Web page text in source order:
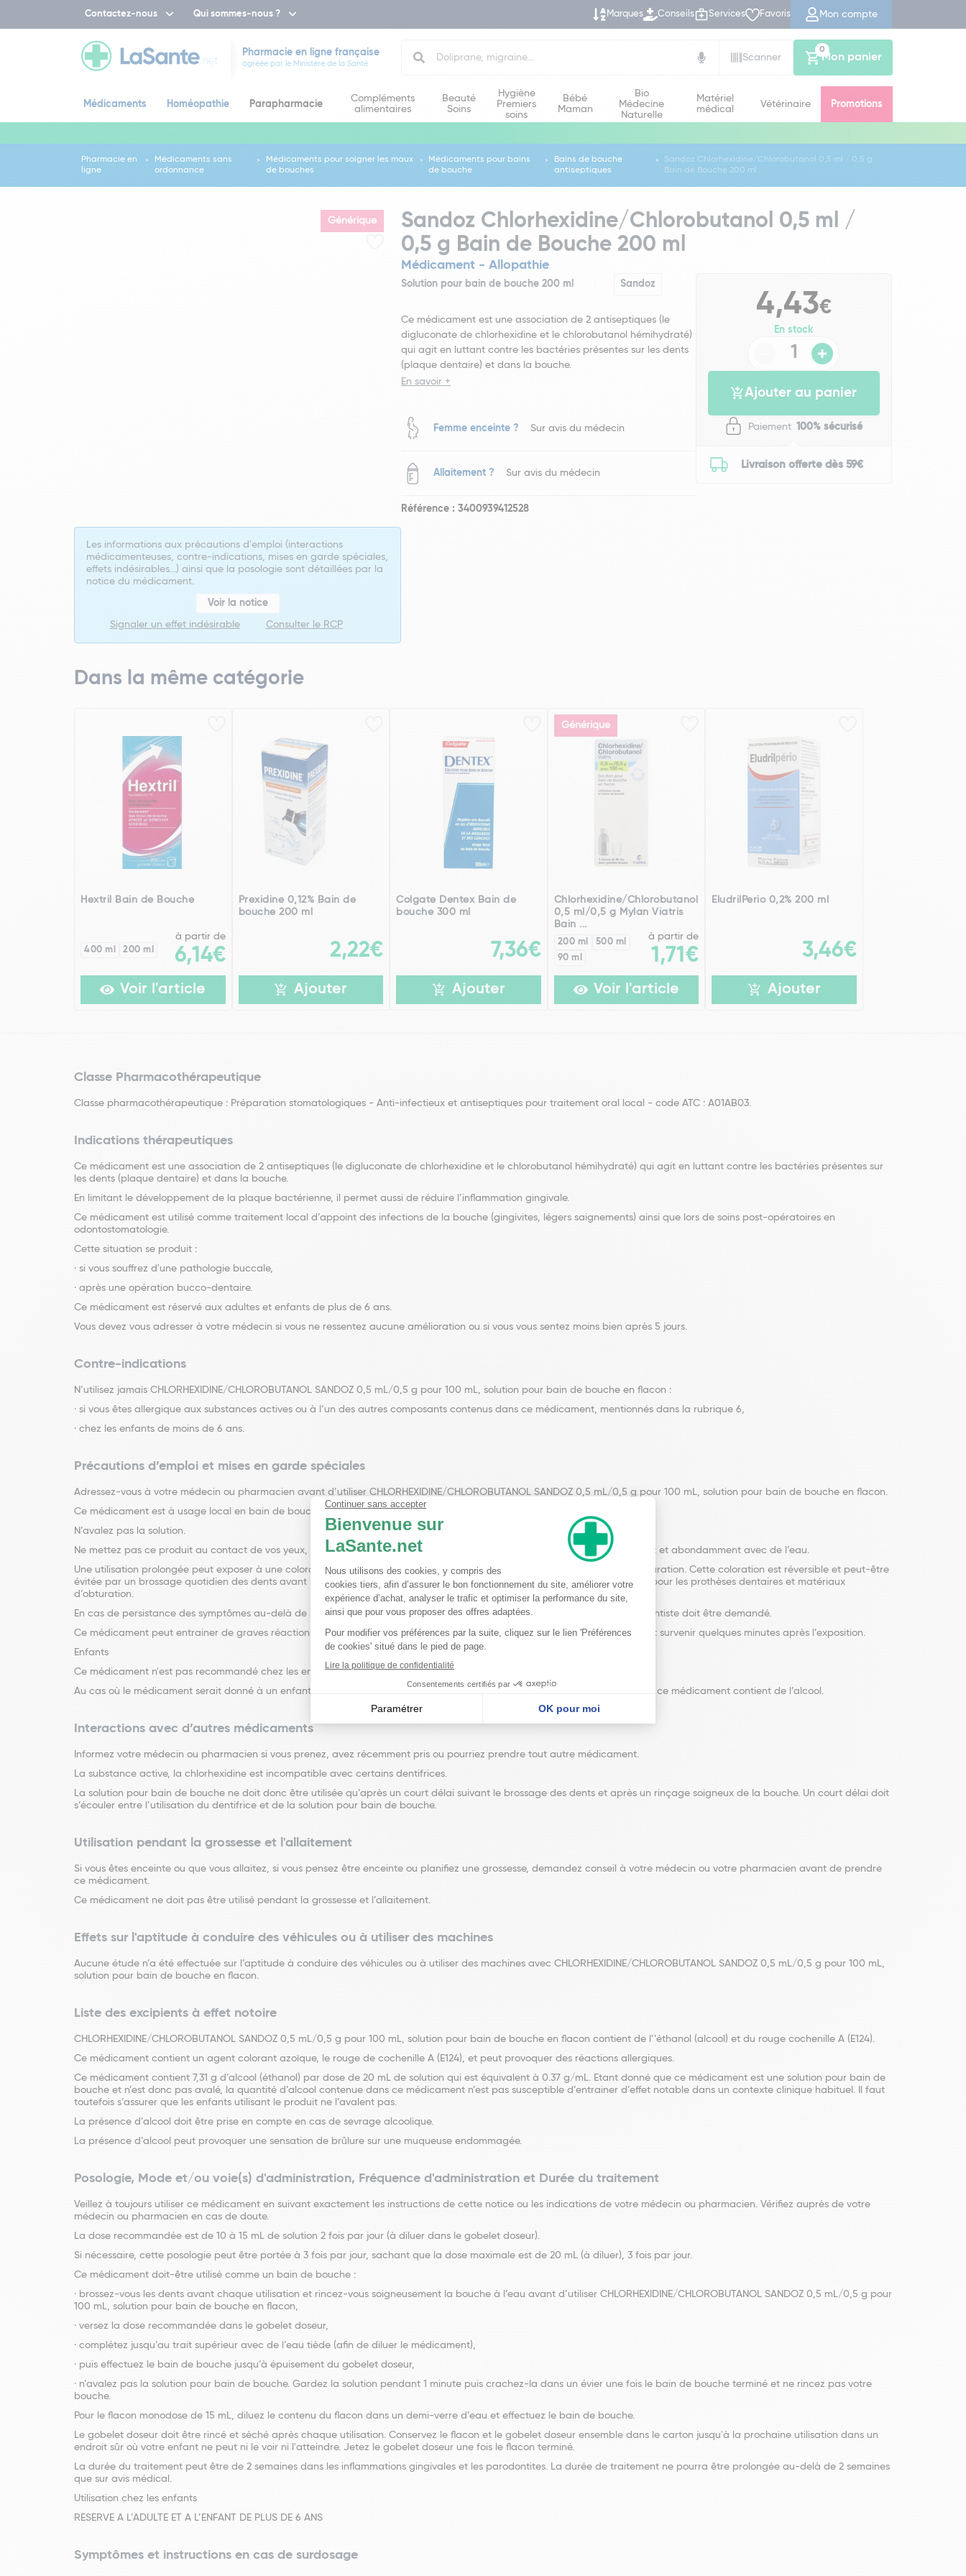
Contactez-nous Qui sommes-nous ? Marques Conseils Services Favoris Mon compte
Pharmacie en ligne française
agréée par le Ministère de la Santé
Scanner
Mon panier
0
Médicaments Homéopathie Parapharmacie
Compléments
alimentaires
Beauté
Soins
Hygiène
Premiers
soins
Bébé
Maman
Bio
Médecine
Naturelle
Matériel
médical
Vétérinaire Promotions
Pharmacie en
ligne
Médicaments sans
ordonnance
Médicaments pour soigner les maux
de bouches
Médicaments pour bains
de bouche
Bains de bouche
antiseptiques
Sandoz Chlorhexidine/Chlorobutanol 0,5 ml / 0,5 g
Bain de Bouche 200 ml
Générique
Sandoz Chlorhexidine/Chlorobutanol 0,5 ml /
0,5 g Bain de Bouche 200 ml
Médicament - Allopathie
Solution pour bain de bouche 200 ml Sandoz
Ce médicament est une association de 2 antiseptiques (le
digluconate de chlorhexidine et le chlorobutanol hémihydraté)
qui agit en luttant contre les bactéries présentes sur les dents
(plaque dentaire) et dans la bouche.
En savoir +
Femme enceinte ? Sur avis du médecin
Allaitement ? Sur avis du médecin
Référence : 3400939412528
4,43€
En stock
Ajouter au panier
Paiement 100% sécurisé
Livraison offerte dès 59€
Les informations aux précautions d'emploi (interactions
médicamenteuses, contre-indications, mises en garde spéciales,
effets indésirables...) ainsi que la posologie sont détaillées par la
notice du médicament.
Voir la notice
Signaler un effet indésirable Consulter le RCP
Dans la même catégorie
Hextril Bain de Bouche
400 ml 200 ml
à partir de
6,14€
Voir l'article
Prexidine 0,12% Bain de
bouche 200 ml
2,22€
Ajouter
Colgate Dentex Bain de
bouche 300 ml
7,36€
Ajouter
Générique
Chlorhexidine/Chlorobutanol
0,5 ml/0,5 g Mylan Viatris
Bain ...
200 ml
500 ml
90 ml
à partir de
1,71€
Voir l'article
EludrilPerio 0,2% 200 ml
3,46€
Ajouter
Classe Pharmacothérapeutique
Classe pharmacothérapeutique : Préparation stomatologiques - Anti-infectieux et antiseptiques pour traitement oral local - code ATC : A01AB03.
Indications thérapeutiques
Ce médicament est une association de 2 antiseptiques (le digluconate de chlorhexidine et le chlorobutanol hémihydraté) qui agit en luttant contre les bactéries présentes sur
les dents (plaque dentaire) et dans la bouche.
En limitant le développement de la plaque bactérienne, il permet aussi de réduire l’inflammation gingivale.
Ce médicament est utilisé comme traitement local d’appoint des infections de la bouche (gingivites, légers saignements) ainsi que lors de soins post-opératoires en
odontostomatologie.
Cette situation se produit :
· si vous souffrez d'une pathologie buccale,
· après une opération bucco-dentaire.
Ce médicament est réservé aux adultes et enfants de plus de 6 ans.
Vous devez vous adresser à votre médecin si vous ne ressentez aucune amélioration ou si vous vous sentez moins bien après 5 jours.
Contre-indications
N’utilisez jamais CHLORHEXIDINE/CHLOROBUTANOL SANDOZ 0,5 mL/0,5 g pour 100 mL, solution pour bain de bouche en flacon :
· si vous êtes allergique aux substances actives ou à l’un des autres composants contenus dans ce médicament, mentionnés dans la rubrique 6,
· chez les enfants de moins de 6 ans.
Précautions d’emploi et mises en garde spéciales
Adressez-vous à votre médecin ou pharmacien avant d’utiliser CHLORHEXIDINE/CHLOROBUTANOL SANDOZ 0,5 mL/0,5 g pour 100 mL, solution pour bain de bouche en flacon.
Ce médicament est à usage local en bain de bouche.
N’avalez pas la solution.
Ne mettez pas ce produit au contact de vos yeux, de votre nez ou dans vos oreilles. En cas de contact, laver immédiatement et abondamment avec de l’eau.
Une utilisation prolongée peut exposer à une coloration de la langue, des dents, des prothèses dentaires et matériaux d’obturation. Cette coloration est réversible et peut-être
évitée par un brossage quotidien des dents avant l’utilisation du bain de bouche, ou par l’utilisation d’une solution dentaire pour les prothèses dentaires et matériaux
d’obturation.
En cas de persistance des symptômes au-delà de 5 jours et/ou de fièvre associée, l’avis d’un médecin ou d’un chirurgien-dentiste doit être demandé.
Ce médicament peut entrainer de graves réactions allergiques généralisées en raison de la teneur en chlorhexidine, pouvant survenir quelques minutes après l’exposition.
Enfants
Ce médicament n'est pas recommandé chez les enfants de moins de 6 ans.
Au cas où le médicament serait donné à un enfant de plus de 6 ans, vous devez vous assurer que l’enfant ne l’avale pas car ce médicament contient de l’alcool.
Interactions avec d’autres médicaments
Informez votre médecin ou pharmacien si vous prenez, avez récemment pris ou pourriez prendre tout autre médicament.
La substance active, la chlorhexidine est incompatible avec certains dentifrices.
La solution pour bain de bouche ne doit donc être utilisée qu’après un court délai suivant le brossage des dents et après un rinçage soigneux de la bouche. Un court délai doit
s’écouler entre l’utilisation du dentifrice et de la solution pour bain de bouche.
Utilisation pendant la grossesse et l'allaitement
Si vous êtes enceinte ou que vous allaitez, si vous pensez être enceinte ou planifiez une grossesse, demandez conseil à votre médecin ou votre pharmacien avant de prendre
ce médicament.
Ce médicament ne doit pas être utilisé pendant la grossesse et l’allaitement.
Effets sur l'aptitude à conduire des véhicules ou à utiliser des machines
Aucune étude n’a été effectuée sur l’aptitude à conduire des véhicules ou à utiliser des machines avec CHLORHEXIDINE/CHLOROBUTANOL SANDOZ 0,5 mL/0,5 g pour 100 mL,
solution pour bain de bouche en flacon.
Liste des excipients à effet notoire
CHLORHEXIDINE/CHLOROBUTANOL SANDOZ 0,5 mL/0,5 g pour 100 mL, solution pour bain de bouche en flacon contient de l’’éthanol (alcool) et du rouge cochenille A (E124).
Ce médicament contient un agent colorant azoïque, le rouge de cochenille A (E124), et peut provoquer des réactions allergiques.
Ce médicament contient 7,31 g d’alcool (éthanol) par dose de 20 mL de solution qui est équivalent à 0.37 g/mL. Etant donné que ce médicament est une solution pour bain de
bouche et n’est donc pas avalé, la quantité d’alcool contenue dans ce médicament n’est pas susceptible d’entrainer d’effet notable dans un contexte clinique habituel. Il faut
toutefois s’assurer que les enfants utilisant le produit ne l’avalent pas.
La présence d’alcool doit être prise en compte en cas de sevrage alcoolique.
La présence d’alcool peut provoquer une sensation de brûlure sur une muqueuse endommagée.
Posologie, Mode et/ou voie(s) d'administration, Fréquence d'administration et Durée du traitement
Veillez à toujours utiliser ce médicament en suivant exactement les instructions de cette notice ou les indications de votre médecin ou pharmacien. Vérifiez auprès de votre
médecin ou pharmacien en cas de doute.
La dose recommandée est de 10 à 15 mL de solution 2 fois par jour (à diluer dans le gobelet doseur).
Si nécessaire, cette posologie peut être portée à 3 fois par jour, sachant que la dose maximale est de 20 mL (à diluer), 3 fois par jour.
Ce médicament doit-être utilisé comme un bain de bouche :
· brossez-vous les dents avant chaque utilisation et rincez-vous soigneusement la bouche à l’eau avant d’utiliser CHLORHEXIDINE/CHLOROBUTANOL SANDOZ 0,5 mL/0,5 g pour
100 mL, solution pour bain de bouche en flacon,
· versez la dose recommandée dans le gobelet doseur,
· complétez jusqu’au trait supérieur avec de l’eau tiède (afin de diluer le médicament),
· puis effectuez le bain de bouche jusqu’à épuisement du gobelet doseur,
· n’avalez pas la solution pour bain de bouche. Gardez la solution pendant 1 minute puis crachez-la dans un évier une fois le bain de bouche terminé et ne rincez pas votre
bouche.
Pour le flacon monodose de 15 mL, diluez le contenu du flacon dans un demi-verre d’eau et effectuez le bain de bouche.
Le gobelet doseur doit être rincé et séché après chaque utilisation. Conservez le flacon et le gobelet doseur ensemble dans le carton jusqu'à la prochaine utilisation dans un
endroit sûr où votre enfant ne peut ni le voir ni l'atteindre. Jetez le gobelet doseur une fois le flacon terminé.
La durée du traitement peut être de 2 semaines dans les inflammations gingivales et les parodontites. La durée de traitement ne pourra être prolongée au-delà de 2 semaines
que sur avis médical.
Utilisation chez les enfants
RESERVE A L’ADULTE ET A L’ENFANT DE PLUS DE 6 ANS
Symptômes et instructions en cas de surdosage